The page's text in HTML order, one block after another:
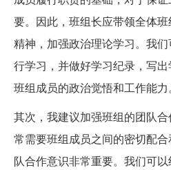
要。因此，班组长应带领全体
精神，加强政治理论学习。我
行学习，并做好学习纪录，写
班组成员的政治觉悟和工作能力。
其次，我建议加强班组的团队
常需要班组成员之间的密切配
队合作意识非常重要。我们可